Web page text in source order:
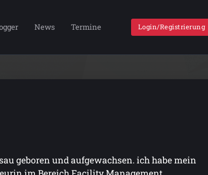
News Termine Login/Registrierung
geboren und aufgewachsen. ich habe mein